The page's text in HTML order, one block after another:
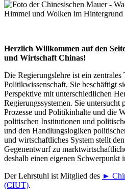
Herzlich Willkommen auf den
und Wirtschaft Chinas!
Die Regierungslehre ist ein zentrales
Politikwissenschaft. Sie beschäftigt
Perspektive mit unterschiedlichen
Regierungssystemen. Sie untersucht
Prozesse und Politikinhalte und die
politischen Institutionen und
und den Handlungslogiken
und wirtschaftliches System stellt
Gegenentwurf zu
deshalb einen eigenen Schwerpunkt
Der Lehrstuhl ist Mitglied des ►
(CIUT).